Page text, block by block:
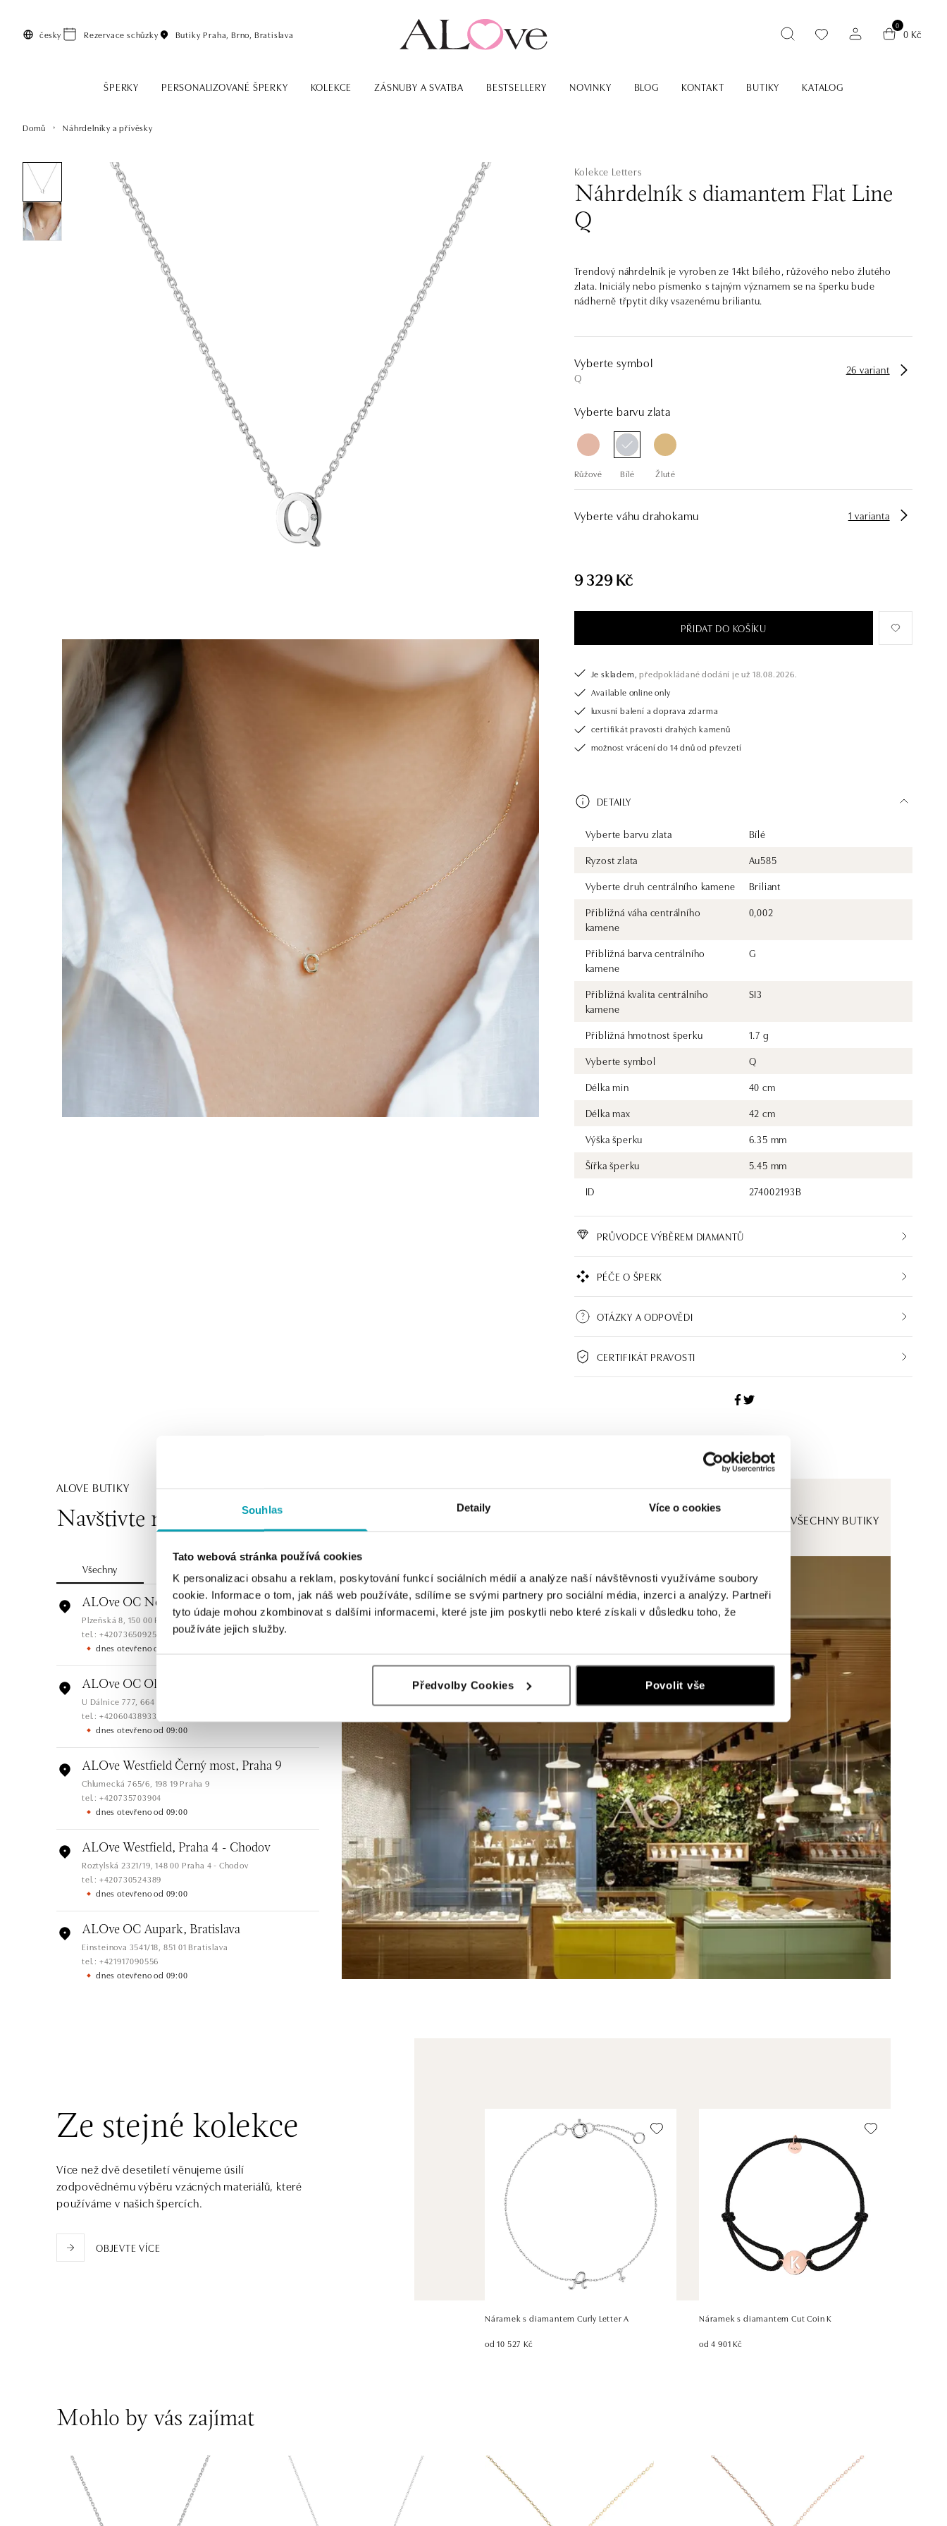
Souhlas Detaily Více o cookies
Tato webová stránka používá cookies
K personalizaci obsahu a reklam, poskytování funkcí sociálních médií a analýze naší návštěvnosti využíváme soubory
cookie. Informace o tom, jak náš web používáte, sdílíme se svými partnery pro sociální média, inzerci a analýzy. Partneři
tyto údaje mohou zkombinovat s dalšími informacemi, které jste jim poskytli nebo které získali v důsledku toho, že
používáte jejich služby.
Předvolby Cookies Povolit vše
česky Rezervace schůzky Butiky Praha, Brno, Bratislava
0
0 Kč
ŠPERKY PERSONALIZOVANÉ ŠPERKY KOLEKCE ZÁSNUBY A SVATBA BESTSELLERY NOVINKY BLOG KONTAKT BUTIKY KATALOG
Domů Náhrdelníky a přívěsky
Kolekce Letters
Náhrdelník s diamantem Flat Line
Q
Trendový náhrdelník je vyroben ze 14kt bílého, růžového nebo žlutého
zlata. Iniciály nebo písmenko s tajným významem se na šperku bude
nádherně třpytit díky vsazenému briliantu.
Vyberte symbol
Q
26 variant
Vyberte barvu zlata
Růžové Bílé Žluté
Vyberte váhu drahokamu 1 varianta
9 329 Kč
PŘIDAT DO KOŠÍKU
Je skladem, předpokládané dodání je už 18.08.2026.
Available online only
luxusní balení a doprava zdarma
certifikát pravosti drahých kamenů
možnost vrácení do 14 dnů od převzetí
DETAILY
Vyberte barvu zlata
Bílé
Ryzost zlata
Au585
Vyberte druh centrálního kamene
Briliant
Přibližná váha centrálního
kamene
0,002
Přibližná barva centrálního
kamene
G
Přibližná kvalita centrálního
kamene
SI3
Přibližná hmotnost šperku
1.7 g
Vyberte symbol
Q
Délka min
40 cm
Délka max
42 cm
Výška šperku
6.35 mm
Šířka šperku
5.45 mm
ID
274002193B
PRŮVODCE VÝBĚREM DIAMANTŮ
PÉČE O ŠPERK
OTÁZKY A ODPOVĚDI
CERTIFIKÁT PRAVOSTI
ALOVE BUTIKY
Navštivte naše butiky ZOBRAZIT VŠECHNY BUTIKY
Všechny
ALOve OC Nový Smíchov, Praha 5
Plzeňská 8, 150 00 Praha 5 - Anděl
tel.: +420736509250
dnes otevřeno od 09:00
ALOve OC Olympia, Brno
U Dálnice 777, 664 42 Brno
tel.: +420604389337
dnes otevřeno od 09:00
ALOve Westfield Černý most, Praha 9
Chlumecká 765/6, 198 19 Praha 9
tel.: +420735703904
dnes otevřeno od 09:00
ALOve Westfield, Praha 4 - Chodov
Roztylská 2321/19, 148 00 Praha 4 - Chodov
tel.: +420730524389
dnes otevřeno od 09:00
ALOve OC Aupark, Bratislava
Einsteinova 3541/18, 851 01 Bratislava
tel.: +421917090556
dnes otevřeno od 09:00
Ivanská cesta 16, 821 04 Bratislava
tel.: +421 917 090 372
dnes otevřeno od 09:00
HALADA OC Eurovea, Bratislava
Pribinova 8, 811 09 Bratislava
tel.: +421 910 284 071
Ze stejné kolekce
Více než dvě desetiletí věnujeme úsilí
zodpovědnému výběru vzácných materiálů, které
používáme v našich špercích.
OBJEVTE VÍCE
Náramek s diamantem Curly Letter A
od 10 527 Kč
Náramek s diamantem Cut Coin K
od 4 901 Kč
Mohlo by vás zajímat